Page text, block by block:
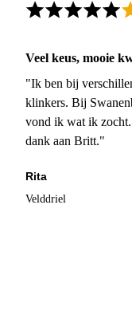
Veel keus, mooie
"Ik ben bij
klinkers. Bij
vond ik wat ik zocht.
dank aan Britt."
Rita
Velddriel